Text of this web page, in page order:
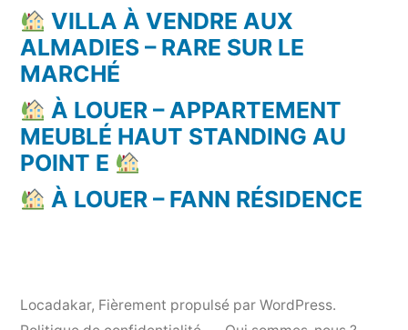
VILLA À VENDRE AUX
ALMADIES – RARE SUR LE
MARCHÉ
À LOUER – APPARTEMENT
MEUBLÉ HAUT STANDING AU
POINT E
À LOUER – FANN RÉSIDENCE
Locadakar, Fièrement propulsé par WordPress.